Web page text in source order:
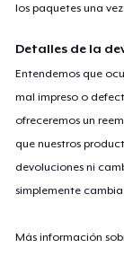
los paquetes una
Detalles de la
Entendemos que
mal impreso o
ofreceremos un
que nuestros
devoluciones ni
simplemente
Más información